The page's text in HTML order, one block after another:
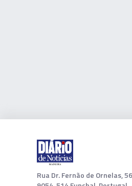
Rua Dr. Fernão de Ornelas,